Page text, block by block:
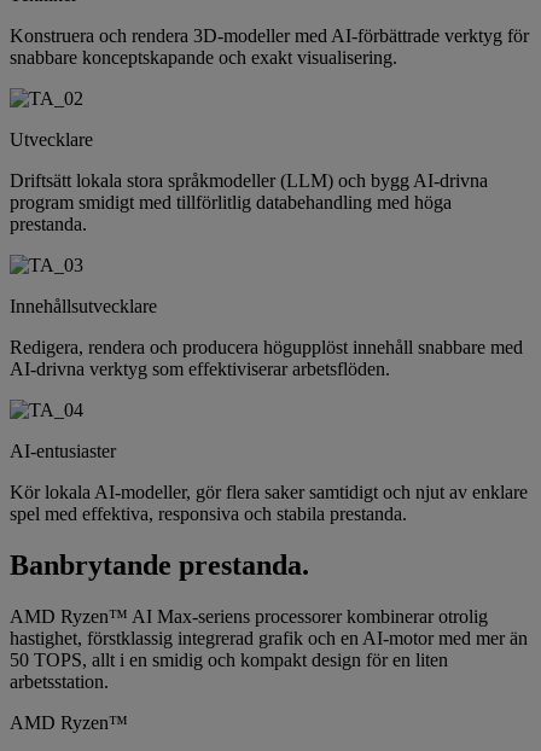
Konstruera och rendera 3D-modeller med AI-förbättrade verktyg för
snabbare konceptskapande och exakt visualisering.
Utvecklare
Driftsätt lokala stora språkmodeller (LLM) och bygg AI-drivna
program smidigt med tillförlitlig databehandling med höga
prestanda.
Innehållsutvecklare
Redigera, rendera och producera högupplöst innehåll snabbare med
AI-drivna verktyg som effektiviserar arbetsflöden.
AI-entusiaster
Kör lokala AI-modeller, gör flera saker samtidigt och njut av enklare
spel med effektiva, responsiva och stabila prestanda.
Banbrytande prestanda.
AMD Ryzen™ AI Max-seriens processorer kombinerar otrolig
hastighet, förstklassig integrerad grafik och en AI-motor med mer än
50 TOPS, allt i en smidig och kompakt design för en liten
arbetsstation.
AMD Ryzen™